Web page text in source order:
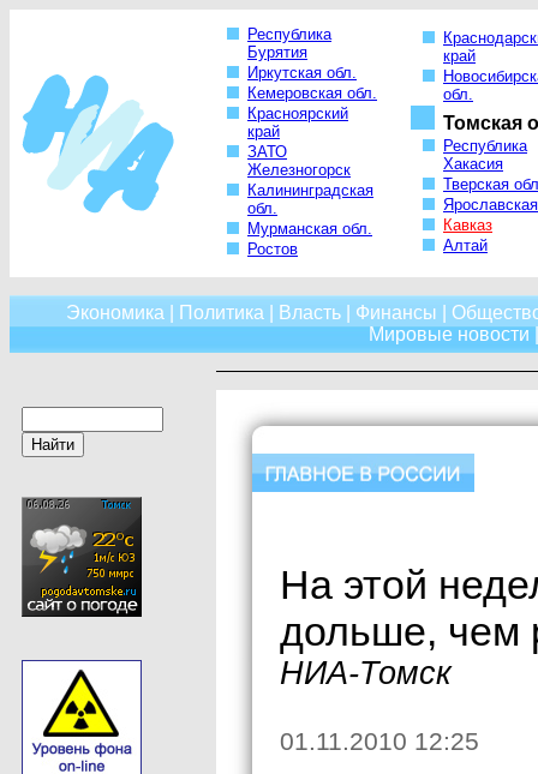
Республика
Бурятия
Иркутская обл.
Кемеровская обл.
Красноярский
край
ЗАТО
Железногорск
Калининградская
обл.
Мурманская обл.
Ростов
край
обл.
Томская
Республика
Хакасия
Тверская
Кавказ
Алтай
Экономика Политика Власть Финансы
Мировые новости
На этой
дольше, чем
НИА-Томск
01.11.2010 12:25